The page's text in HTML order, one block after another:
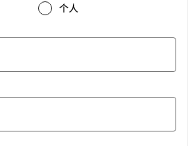
个人